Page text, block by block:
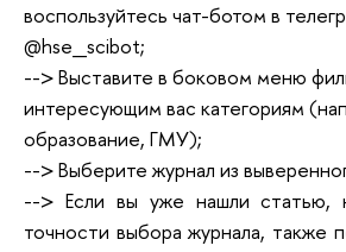
воспользуйтесь чат-ботом в
@hse_scibot;
--> Выставите в боковом меню
интересующим вас категориям
образование, ГМУ);
--> Выберите журнал из
--> Если вы уже нашли статью,
точности выбора журнала, также